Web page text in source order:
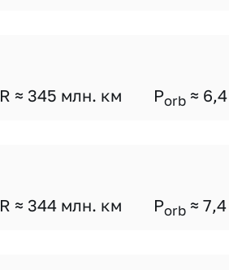
R ≈ 345 млн. км Porb ≈ 6,4
R ≈ 344 млн. км Porb ≈ 7,4